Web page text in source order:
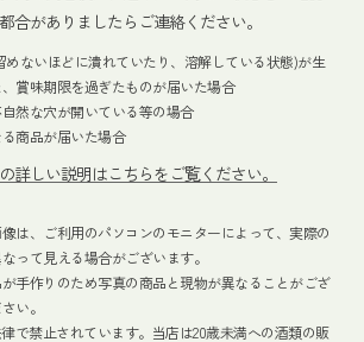
合がありましたらご連絡ください。
めないほどに潰れていたり、溶解している状態)が生
賞味期限を過ぎたものが届いた場合
然な穴が開いている等の場合
商品が届いた場合
詳しい説明はこちらをご覧ください。
は、ご利用のパソコンのモニターによって、実際の
って見える場合がございます。
手作りのため写真の商品と現物が異なることがござ
い。
で禁止されています。当店は20歳未満への酒類の販